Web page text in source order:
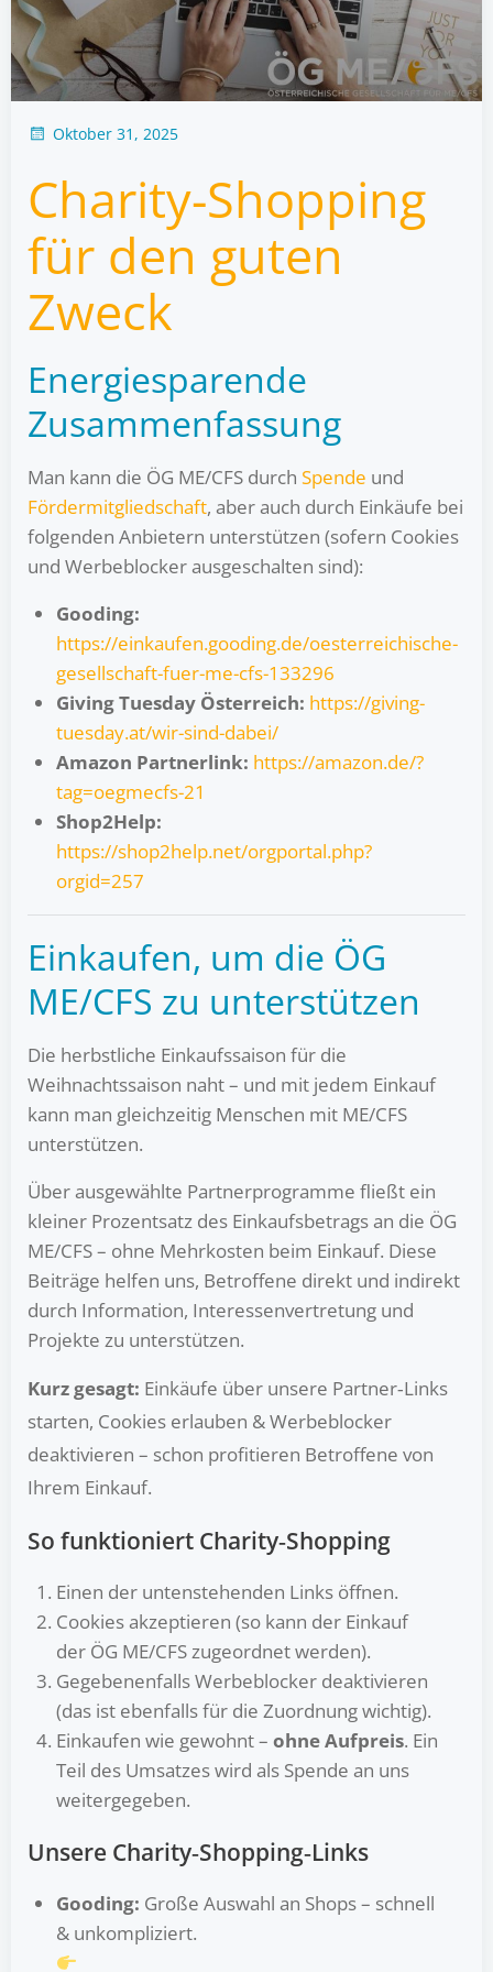
Oktober 31, 2025
Charity-Shopping
für den guten
Zweck
Energiesparende
Zusammenfassung
Man kann die ÖG ME/CFS durch Spende und
Fördermitgliedschaft, aber auch durch Einkäufe bei
folgenden Anbietern unterstützen (sofern Cookies
und Werbeblocker ausgeschalten sind):
Gooding:
https://einkaufen.gooding.de/oesterreichische-
gesellschaft-fuer-me-cfs-133296
Giving Tuesday Österreich: https://giving-
tuesday.at/wir-sind-dabei/
Amazon Partnerlink: https://amazon.de/?
tag=oegmecfs-21
Shop2Help:
https://shop2help.net/orgportal.php?
orgid=257
Einkaufen, um die ÖG
ME/CFS zu unterstützen
Die herbstliche Einkaufssaison für die
Weihnachtssaison naht – und mit jedem Einkauf
kann man gleichzeitig Menschen mit ME/CFS
unterstützen.
Über ausgewählte Partnerprogramme fließt ein
kleiner Prozentsatz des Einkaufsbetrags an die ÖG
ME/CFS – ohne Mehrkosten beim Einkauf. Diese
Beiträge helfen uns, Betroffene direkt und indirekt
durch Information, Interessenvertretung und
Projekte zu unterstützen.
Kurz gesagt: Einkäufe über unsere Partner‑Links
starten, Cookies erlauben & Werbeblocker
deaktivieren – schon profitieren Betroffene von
Ihrem Einkauf.
So funktioniert Charity‑Shopping
Einen der untenstehenden Links öffnen.
Cookies akzeptieren (so kann der Einkauf
der ÖG ME/CFS zugeordnet werden).
Gegebenenfalls Werbeblocker deaktivieren
(das ist ebenfalls für die Zuordnung wichtig).
Einkaufen wie gewohnt – ohne Aufpreis. Ein
Teil des Umsatzes wird als Spende an uns
weitergegeben.
Unsere Charity‑Shopping‑Links
Gooding: Große Auswahl an Shops – schnell
& unkompliziert.